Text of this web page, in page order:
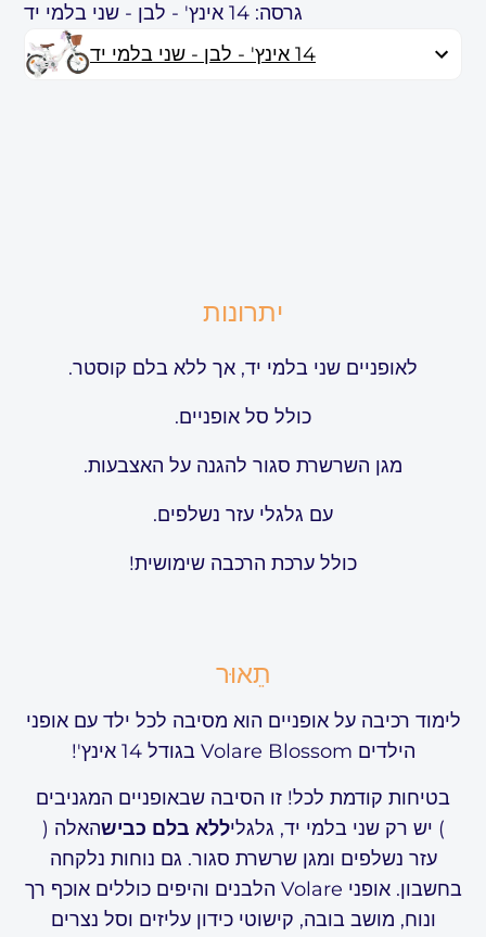
גרסה: 14 אינץ' - לבן - שני בלמי יד
14 אינץ' - לבן - שני בלמי יד
יתרונות
לאופניים שני בלמי יד, אך ללא בלם קוסטר.
כולל סל אופניים.
מגן השרשרת סגור להגנה על האצבעות.
עם גלגלי עזר נשלפים.
כולל ערכת הרכבה שימושית!
תֵאוּר
לימוד רכיבה על אופניים הוא מסיבה לכל ילד עם אופני
הילדים Volare Blossom בגודל 14 אינץ'!
בטיחות קודמת לכל! זו הסיבה שבאופניים המגניבים
האלה (ללא בלם כביש) יש רק שני בלמי יד, גלגלי
עזר נשלפים ומגן שרשרת סגור. גם נוחות נלקחה
בחשבון. אופני Volare הלבנים והיפים כוללים אוכף רך
ונוח, מושב בובה, קישוטי כידון עליזים וסל נצרים